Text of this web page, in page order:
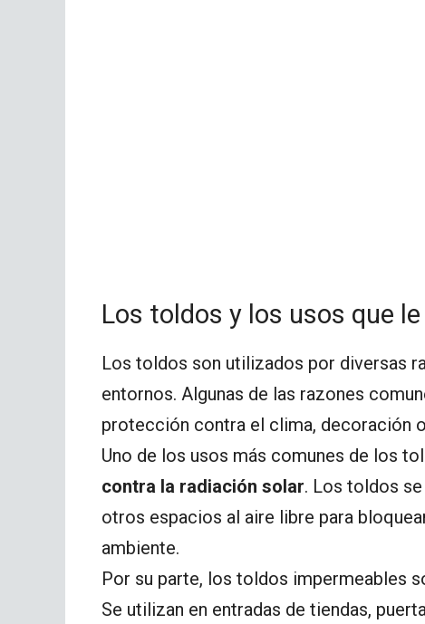
Los toldos y los usos que
Los toldos son utilizados por diversas
entornos. Algunas de las razones
protección contra el clima, decoración
Uno de los usos más comunes de los
contra la radiación solar. Los toldos
otros espacios al aire libre para
ambiente.
Por su parte, los toldos impermeables
Se utilizan en entradas de tiendas,